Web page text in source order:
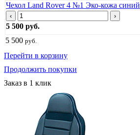
Чехол Land Rover 4 №1 Эко-кожа синий
‹ ›
5 500 руб.
5 500 руб.
Перейти в корзину
Продолжить покупки
Заказ в 1 клик